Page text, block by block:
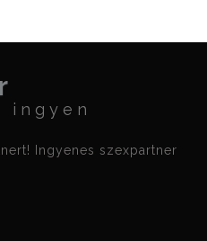
ingyen
Ingyenes szexpartner